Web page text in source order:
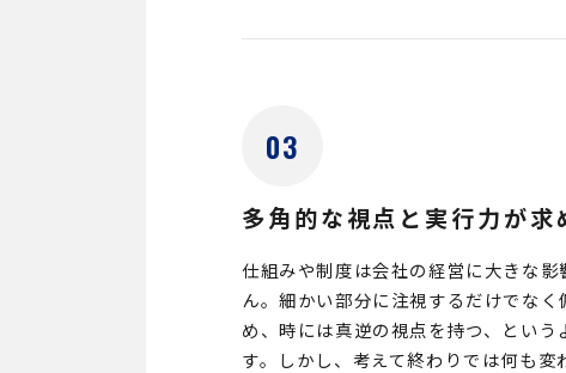
03
多角的な視点と実行力が求
仕組みや制度は会社の経営に大きな
ん。細かい部分に注視するだけでな
め、時には真逆の視点を持つ、とい
す。しかし、考えて終わりでは何も